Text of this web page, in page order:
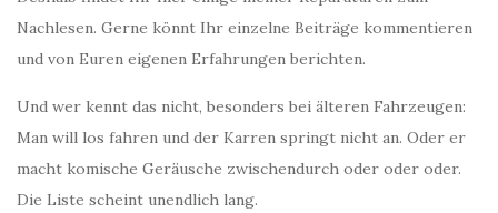
Nachlesen. Gerne könnt Ihr einzelne Beiträge kommentieren
und von Euren eigenen Erfahrungen berichten.
Und wer kennt das nicht, besonders bei älteren Fahrzeugen:
Man will los fahren und der Karren springt nicht an. Oder er
macht komische Geräusche zwischendurch oder oder oder.
Die Liste scheint unendlich lang.